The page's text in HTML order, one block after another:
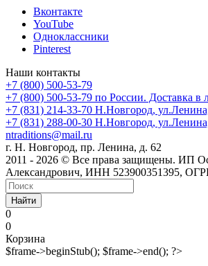
Вконтакте
YouTube
Одноклассники
Pinterest
Наши контакты
+7 (800) 500-53-79
+7 (800) 500-53-79 по России. Доставка в
+7 (831) 214-33-70 Н.Новгород,
+7 (831) 288-00-30 Н.Новгород,
ntraditions@mail.ru
г. Н. Новгород, пр. Ленина, д. 62
2011 - 2026 © Все права защищены. ИП
Александрович, ИНН 523900351395,
Найти
0
0
Корзина
$frame->beginStub(); $frame->end(); ?>